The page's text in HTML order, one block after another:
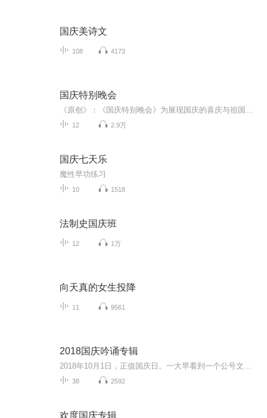
国庆美诗文
108 4173
国庆特别晚会
12 2.9万
国庆七天乐
魔性早功练习
10 1518
法制史国庆班
12 1万
向天真的女生投降
11 9561
2018国庆吟诵专辑
38 2592
欢度国庆专辑